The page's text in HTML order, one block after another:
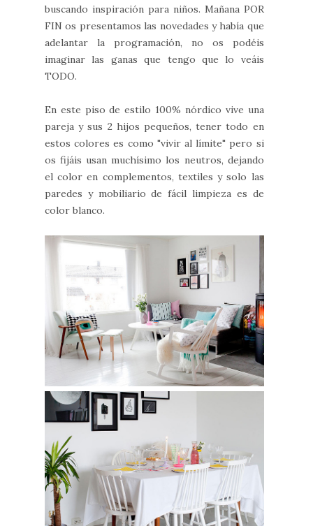
buscando inspiración para niños. Mañana POR
FIN os presentamos las novedades y había que
adelantar la programación, no os podéis
imaginar las ganas que tengo que lo veáis
TODO.
En este piso de estilo 100% nórdico vive una
pareja y sus 2 hijos pequeños, tener todo en
estos colores es como "vivir al límite" pero si
os fijáis usan muchísimo los neutros, dejando
el color en complementos, textiles y solo las
paredes y mobiliario de fácil limpieza es de
color blanco.